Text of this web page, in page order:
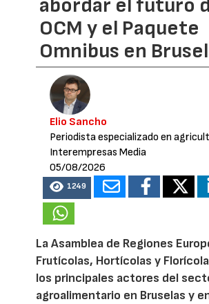
abordar el futuro
OCM y el Paquete
Omnibus en
Elio Sancho
Periodista especializado en
Interempresas Media
05/08/2026
1249
La Asamblea de Regiones
Frutícolas, Hortícolas y
los principales actores del
agroalimentario en Bruselas y